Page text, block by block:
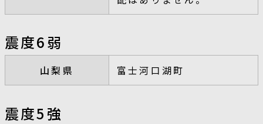
震度6弱
山梨県 富士河口湖町
震度5強